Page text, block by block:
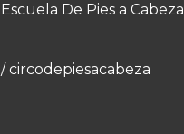
Escuela De Pies a Cabeza
/ circodepiesacabeza